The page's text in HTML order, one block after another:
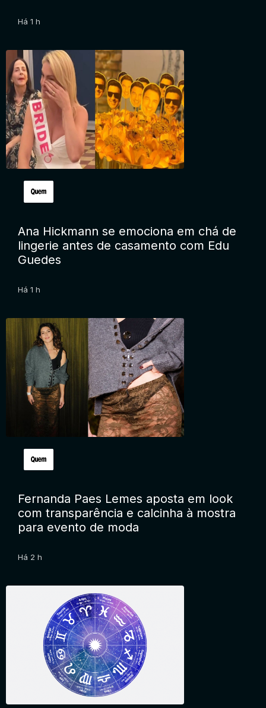
Há 1 h
Ana Hickmann se emociona em chá de
lingerie antes de casamento com Edu
Guedes
Há 1 h
Fernanda Paes Lemes aposta em look
com transparência e calcinha à mostra
para evento de moda
Há 2 h